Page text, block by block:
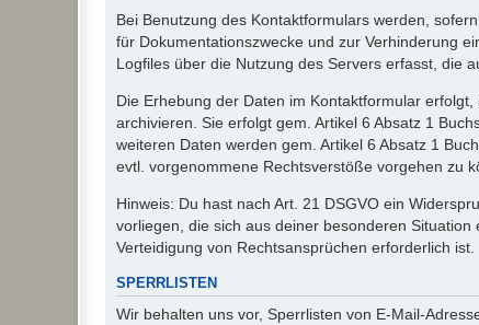
Bei Benutzung des Kontaktformulars werden,
für Dokumentationszwecke und zur Verhinderung
Logfiles über die Nutzung des Servers erfasst, die
Die Erhebung der Daten im Kontaktformular
archivieren. Sie erfolgt gem. Artikel 6 Absatz 1
weiteren Daten werden gem. Artikel 6 Absatz 1
evtl. vorgenommene Rechtsverstöße vorgehen zu
Hinweis: Du hast nach Art. 21 DSGVO ein
vorliegen, die sich aus deiner besonderen
Verteidigung von Rechtsansprüchen erforderlich ist.
SPERRLISTEN
Wir behalten uns vor, Sperrlisten von E-Mail-